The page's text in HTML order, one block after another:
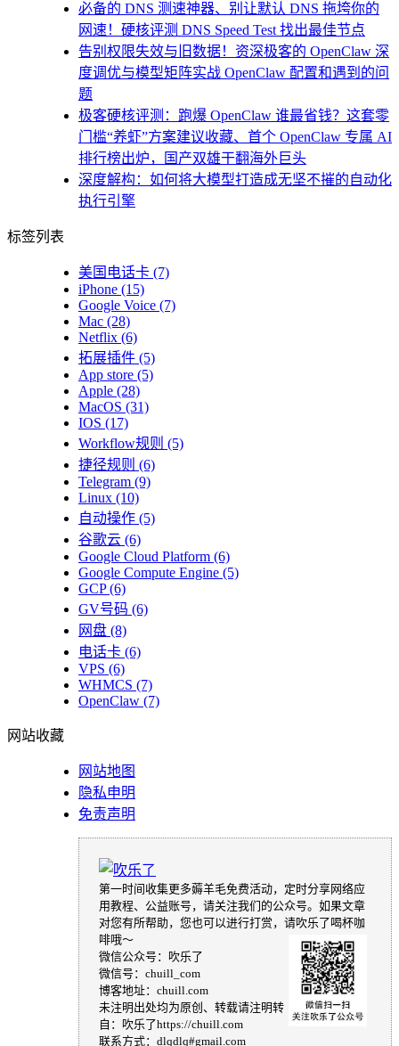
必备的 DNS 测速神器、别让默认 DNS 拖垮你的
网速！硬核评测 DNS Speed Test 找出最佳节点
告别权限失效与旧数据！资深极客的 OpenClaw 深
度调优与模型矩阵实战 OpenClaw 配置和遇到的问
题
极客硬核评测：跑爆 OpenClaw 谁最省钱？这套零
门槛“养虾”方案建议收藏、首个 OpenClaw 专属 AI
排行榜出炉，国产双雄干翻海外巨头
深度解构：如何将大模型打造成无坚不摧的自动化
执行引擎
标签列表
美国电话卡 (7)
iPhone (15)
Google Voice (7)
Mac (28)
Netflix (6)
拓展插件 (5)
App store (5)
Apple (28)
MacOS (31)
IOS (17)
Workflow规则 (5)
捷径规则 (6)
Telegram (9)
Linux (10)
自动操作 (5)
谷歌云 (6)
Google Cloud Platform (6)
Google Compute Engine (5)
GCP(6)
GV号码 (6)
网盘 (8)
电话卡 (6)
VPS (6)
WHMCS (7)
OpenClaw (7)
网站收藏
网站地图
隐私申明
免责声明
第一时间收集更多薅羊毛免费活动，定时分享网络应
用教程、公益账号，请关注我们的公众号。如果文章
对您有所帮助，您也可以进行打赏，请吹乐了喝杯咖
啡哦～
微信公众号：吹乐了
微信号：chuill_com
博客地址：chuill.com
未注明出处均为原创、转载请注明转
自：吹乐了https://chuill.com
联系方式：dlqdlq#gmail.com